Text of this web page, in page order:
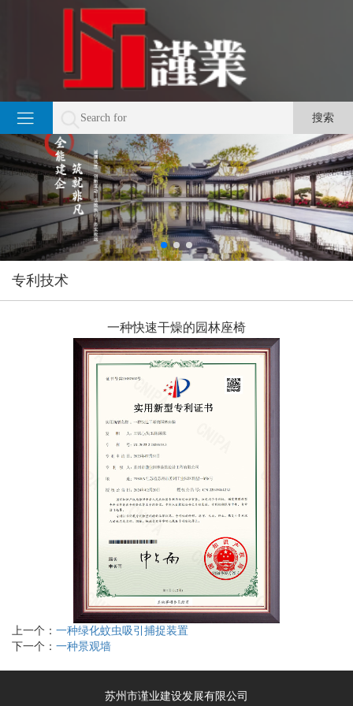
专利技术
一种快速干燥的园林座椅
上一个： 一种绿化蚊虫吸引捕捉装置
下一个： 一种景观墙
苏州市谨业建设发展有限公司